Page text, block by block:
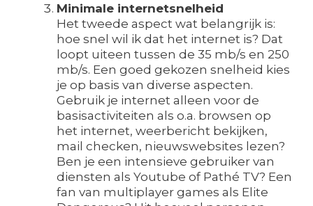
Minimale internetsnelheid
Het tweede aspect wat belangrijk is:
hoe snel wil ik dat het internet is? Dat
loopt uiteen tussen de 35 mb/s en 250
mb/s. Een goed gekozen snelheid kies
je op basis van diverse aspecten.
Gebruik je internet alleen voor de
basisactiviteiten als o.a. browsen op
het internet, weerbericht bekijken,
mail checken, nieuwswebsites lezen?
Ben je een intensieve gebruiker van
diensten als Youtube of Pathé TV? Een
fan van multiplayer games als Elite